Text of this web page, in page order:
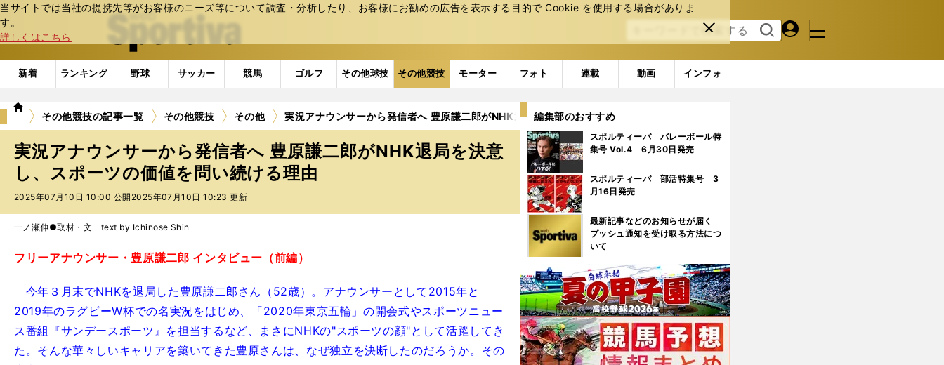
当サイトでは当社の提携先等がお客様のニーズ等について調査・分析したり、お客様にお勧めの広告を表⽰する⽬的で Cookie を使⽤する場合がありま
す。
詳しくはこちら
閉じ
る
web Sportiva (webスポルティーバ)
検索
る
マイペ
ジ
メニュ
新着 ランキング 野球 サッカー 競馬 ゴルフ その他球技 その他競技 モーター フォト 連載 動画 インフォ
we
ス
ポ
ル
テ
ィ
ー
バ
その他競技の記事一覧 その他競技 その他 実況アナウンサーから発信者へ 豊原謙二郎がNHK退局を決意し、スポーツの価値を問い続ける理由
実況アナウンサーから発信者へ 豊原謙二郎がNHK退局を決意
し、スポーツの価値を問い続ける理由
2025年07月10日 10:00 公開 2025年07月10日 10:23 更新
一ノ瀬伸●取材・文 text by Ichinose Shin
フリーアナウンサー・豊原謙二郎 インタビュー（前編）
今年３月末でNHKを退局した豊原謙二郎さん（52歳）。アナウンサーとして2015年と
2019年のラグビーW杯での名実況をはじめ、「2020年東京五輪」の開会式やスポーツニュー
ス番組『サンデースポーツ』を担当するなど、まさにNHKの"スポーツの顔"として活躍してき
た。そんな華々しいキャリアを築いてきた豊原さんは、なぜ独立を決断したのだろうか。その
編集部のおすすめ
スポルティーバ バレーボール特
集号 Vol.4 6月30日発売
スポルティーバ 部活特集号 3
月16日発売
最新記事などのお知らせが届く
プッシュ通知を受け取る方法につ
いて